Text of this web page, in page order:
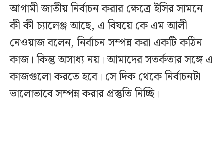
আগামী জাতীয় নির্বাচন করার ক্ষেত্রে ইসির সামনে
কী কী চ্যালেঞ্জ আছে, এ বিষয়ে কে এম আলী
নেওয়াজ বলেন, নির্বাচন সম্পন্ন করা একটি কঠিন
কাজ। কিন্তু অসাধ্য নয়। আমাদের সতর্কতার সঙ্গে এ
কাজগুলো করতে হবে। সে দিক থেকে নির্বাচনটা
ভালোভাবে সম্পন্ন করার প্রস্তুতি নিচ্ছি।